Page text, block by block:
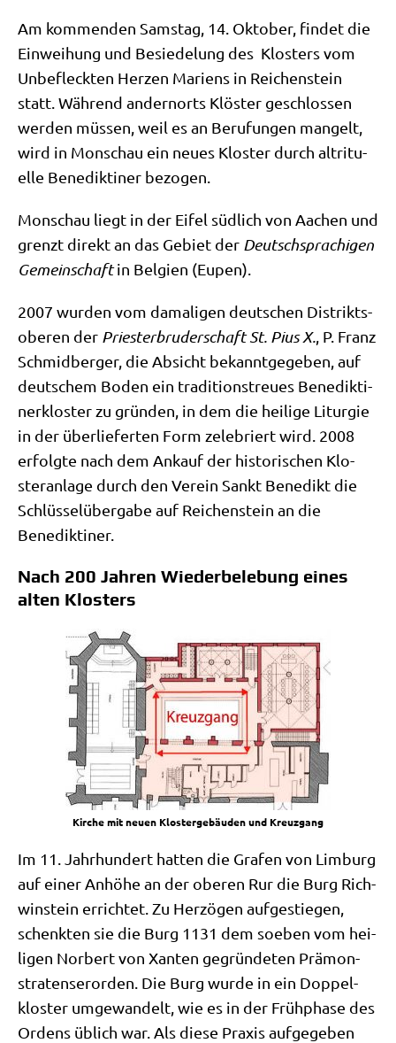
Am kom­men­den Sams­tag, 14. Okto­ber, fin­det die
Ein­wei­hung und Besie­de­lung des Klo­sters vom
Unbe­fleck­ten Her­zen Mari­ens in Rei­chen­stein
statt. Wäh­rend andern­orts Klö­ster geschlos­sen
wer­den müs­sen, weil es an Beru­fun­gen man­gelt,
wird in Mon­schau ein neu­es Klo­ster durch alt­ri­tu­
el­le Bene­dik­ti­ner bezogen.
Mon­schau liegt in der Eifel süd­lich von Aachen und
grenzt direkt an das Gebiet der Deutsch­spra­chi­gen
Gemein­schaftin Bel­gi­en (Eupen).
2007 wur­den vom dama­li­gen deut­schen Distrikts­
obe­ren der Prie­ster­bru­der­schaft St. Pius X., P. Franz
Schmid­ber­ger, die Absicht bekannt­ge­ge­ben, auf
deut­schem Boden ein tra­di­ti­ons­treu­es Bene­dik­ti­
ner­klo­ster zu grün­den, in dem die hei­li­ge Lit­ur­gie
in der über­lie­fer­ten Form zele­briert wird. 2008
erfolg­te nach dem Ankauf der histo­ri­schen Klo­
ster­an­la­ge durch den Ver­ein Sankt Bene­dikt die
Schlüs­sel­über­ga­be auf Rei­chen­stein an die
Benediktiner.
Nach 200 Jahren Wiederbelebung eines
alten Klosters
Kir­che mit neu­en Klo­ster­ge­bäu­den und Kreuzgang
Im 11. Jahr­hun­dert hat­ten die Gra­fen von Lim­burg
auf einer Anhö­he an der obe­ren Rur die Burg Rich­
win­stein errich­tet. Zu Her­zö­gen auf­ge­stie­gen,
schenk­ten sie die Burg 1131 dem soeben vom hei­
li­gen Nor­bert von Xan­ten gegrün­de­ten Prä­mon­
stra­ten­ser­or­den. Die Burg wur­de in ein Dop­pel­
klo­ster umge­wan­delt, wie es in der Früh­pha­se des
Ordens üblich war. Als die­se Pra­xis auf­ge­ge­ben